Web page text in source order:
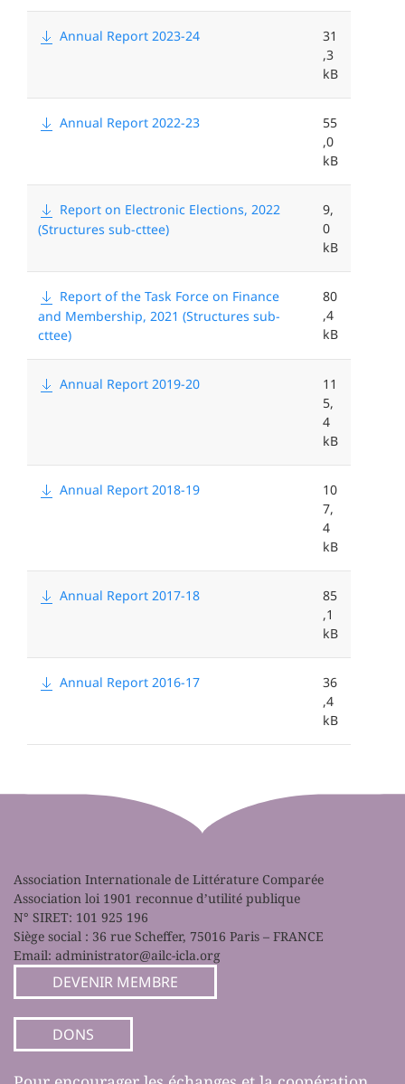
z
Annual Report 2023-24
31
,3
kB
Annual Report 2022-23
55
,0
kB
Report on Electronic Elections, 2022
(Structures sub-cttee)
9,
0
kB
Report of the Task Force on Finance
and Membership, 2021 (Structures sub-
cttee)
80
,4
kB
Annual Report 2019-20
11
5,
4
kB
Annual Report 2018-19
10
7,
4
kB
Annual Report 2017-18
85
,1
kB
Annual Report 2016-17
36
,4
kB
Association Internationale de Littérature Comparée
Association loi 1901 reconnue d’utilité publique
N° SIRET: 101 925 196
Siège social : 36 rue Scheffer, 75016 Paris – FRANCE
Email: administrator@ailc-icla.org
DEVENIR MEMBRE
DONS